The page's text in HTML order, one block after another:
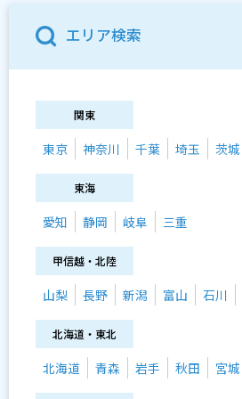
エリア検索
関東
東京 神奈川 千葉 埼玉 茨城
東海
愛知 静岡 岐阜 三重
甲信越・北陸
山梨 長野 新潟 富山 石川
北海道・東北
北海道 青森 岩手 秋田 宮城